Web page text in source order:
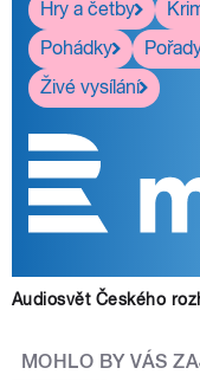
Hry a četby
Pohádky
Živé vysílání
Audiosvět Českého
MOHLO BY VÁS